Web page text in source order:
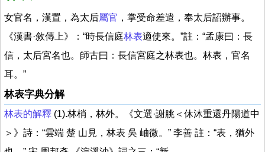
女官名，漢置，為太后屬官 ，掌受命差遣，奉太后詔辦事。
《漢書·敘傳上》：“時長信庭林表適使來。”註：“孟康曰：長
信，太后宮名也。師古曰：長信宮庭之林表也。林表，官名
耳。”
林表字典分解
林表的解釋 (1).林梢，林外。《文選·謝朓＜休沐重還丹陽道中
＞》詩：“雲端 楚 山見，林表 吳 岫微。” 李善 註：“表，猶外